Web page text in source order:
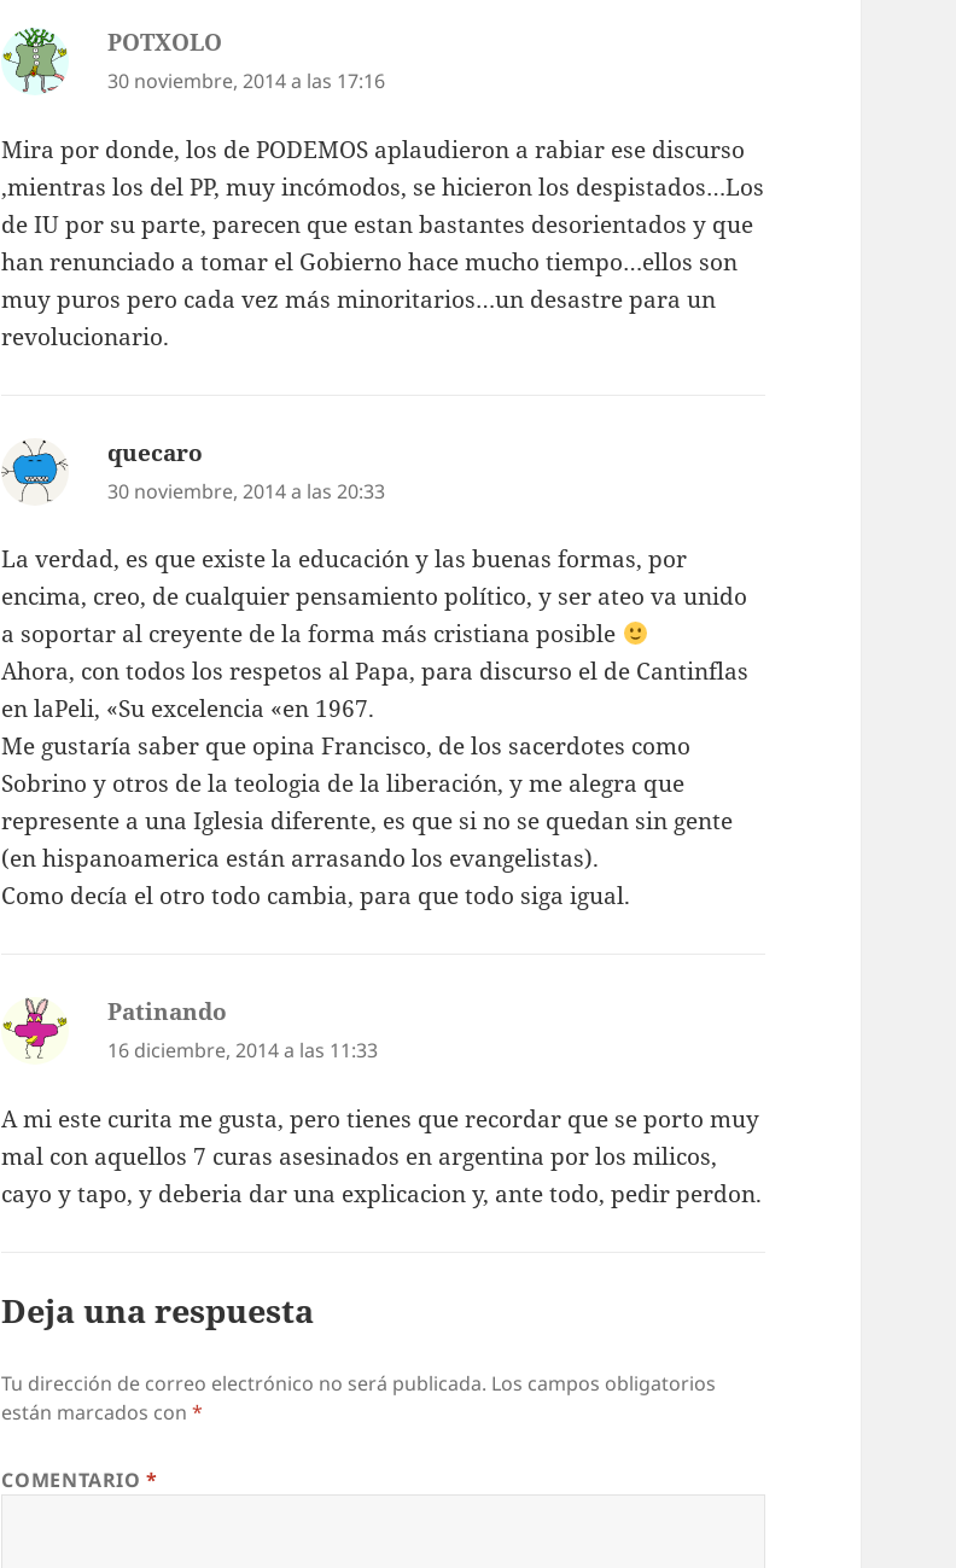
POTXOLO
30 noviembre, 2014 a las 17:16
Mira por donde, los de PODEMOS aplaudieron a rabiar ese discurso
,mientras los del PP, muy incómodos, se hicieron los despistados…Los
de IU por su parte, parecen que estan bastantes desorientados y que
han renunciado a tomar el Gobierno hace mucho tiempo…ellos son
muy puros pero cada vez más minoritarios…un desastre para un
revolucionario.
quecaro
30 noviembre, 2014 a las 20:33
La verdad, es que existe la educación y las buenas formas, por
encima, creo, de cualquier pensamiento político, y ser ateo va unido
a soportar al creyente de la forma más cristiana posible
Ahora, con todos los respetos al Papa, para discurso el de Cantinflas
en laPeli, «Su excelencia «en 1967.
Me gustaría saber que opina Francisco, de los sacerdotes como
Sobrino y otros de la teologia de la liberación, y me alegra que
represente a una Iglesia diferente, es que si no se quedan sin gente
(en hispanoamerica están arrasando los evangelistas).
Como decía el otro todo cambia, para que todo siga igual.
Patinando
16 diciembre, 2014 a las 11:33
A mi este curita me gusta, pero tienes que recordar que se porto muy
mal con aquellos 7 curas asesinados en argentina por los milicos,
cayo y tapo, y deberia dar una explicacion y, ante todo, pedir perdon.
Deja una respuesta
Tu dirección de correo electrónico no será publicada. Los campos obligatorios
están marcados con*
COMENTARIO*